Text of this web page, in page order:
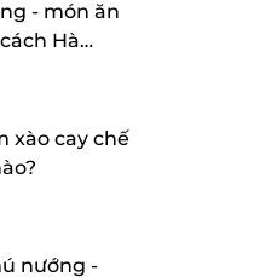
- món ăn
Hà
xào cay chế
nướng -